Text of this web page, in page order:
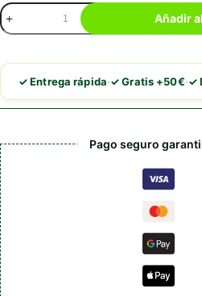
KONG
Cat
Enchanted
Añadir
✓ Entrega rápida·✓ Gratis +50€·✓
Pago seguro